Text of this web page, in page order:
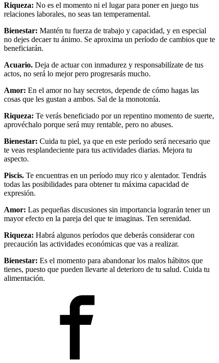
Riqueza: No es el momento ni el lugar para poner en juego tus
relaciones laborales, no seas tan temperamental.
Bienestar: Mantén tu fuerza de trabajo y capacidad, y en especial
no dejes decaer tu ánimo. Se aproxima un período de cambios que te
beneficiarán.
Acuario. Deja de actuar con inmadurez y responsabilízate de tus
actos, no será lo mejor pero progresarás mucho.
Amor: En el amor no hay secretos, depende de cómo hagas las
cosas que les gustan a ambos. Sal de la monotonía.
Riqueza: Te verás beneficiado por un repentino momento de suerte,
aprovéchalo porque será muy rentable, pero no abuses.
Bienestar: Cuida tu piel, ya que en este período será necesario que
te veas resplandeciente para tus actividades diarias. Mejora tu
aspecto.
Piscis. Te encuentras en un período muy rico y alentador. Tendrás
todas las posibilidades para obtener tu máxima capacidad de
expresión.
Amor: Las pequeñas discusiones sin importancia lograrán tener un
mayor efecto en la pareja del que te imaginas. Ten serenidad.
Riqueza: Habrá algunos períodos que deberás considerar con
precaución las actividades económicas que vas a realizar.
Bienestar: Es el momento para abandonar los malos hábitos que
tienes, puesto que pueden llevarte al deterioro de tu salud. Cuida tu
alimentación.